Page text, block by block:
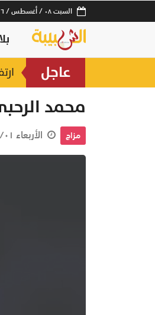
السبت ٠٨ / أغسطس / ٢٠٢٦
عاجل
محمد
مزاج الأربعاء ٠١/يونيو/٢٠١٦ ٠٠:٣١ ص